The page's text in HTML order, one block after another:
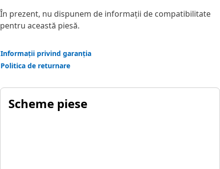
În prezent, nu dispunem de informații de compatibilitate
pentru această piesă.
Informații privind garanția
Politica de returnare
Scheme piese